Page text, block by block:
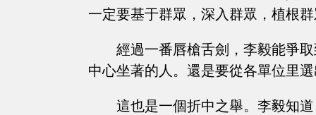
一定要基于群眾，深入群眾，植根
經過一番唇槍舌劍，李毅能爭
中心坐著的人。還是要從各單位里
這也是一個折中之舉。李毅知